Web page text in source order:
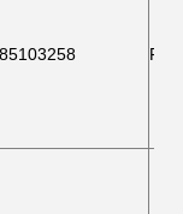
85103258 F